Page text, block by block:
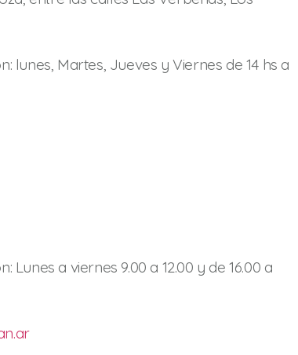
lunes, Martes, Jueves y Viernes de 14 hs a
a viernes 9.00 a 12.00 y de 16.00 a